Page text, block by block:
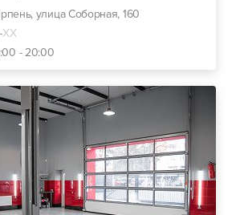
улица Соборная, 160
ХХ
- 20:00